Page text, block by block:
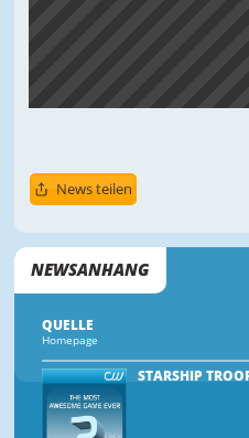
News teilen
NEWSANHANG
QUELLE
Homepage
STARSHIP